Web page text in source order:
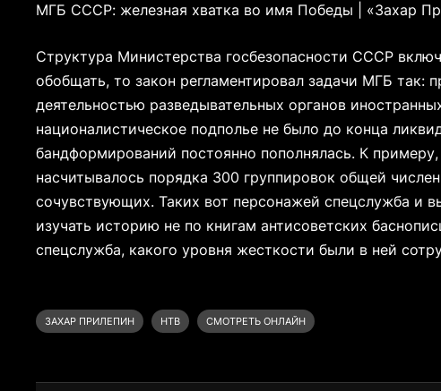
МГБ СССР: железная хватка во имя Победы | «Захар
Структура Министерства госбезопасности СССР
обобщать, то закон регламентировал задачи МГБ
деятельностью разведывательных органов
националистическое подполье не было до конца
бандформирований постоянно пополнялась. К
насчитывалось порядка 300 группировок общей
сочувствующих. Таких вот персонажей спецслужба и
изучать историю не по книгам антисоветских
спецслужба, какого уровня жесткости были в ней
ЗАХАР ПРИЛЕПИН НТВ СМОТРЕТЬ ОНЛАЙН